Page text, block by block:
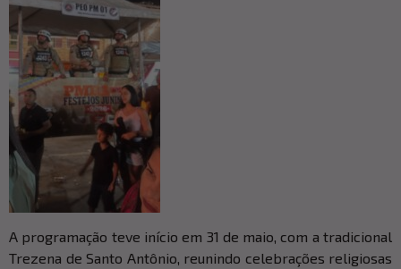
A programação teve início em 31 de maio, com a tradicional
Trezena de Santo Antônio, reunindo celebrações religiosas